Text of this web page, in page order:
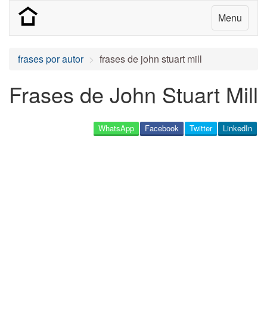
Menu
frases por autor frases de john stuart mill
Frases de John Stuart Mill
LinkedIn
Twitter
Facebook
WhatsApp